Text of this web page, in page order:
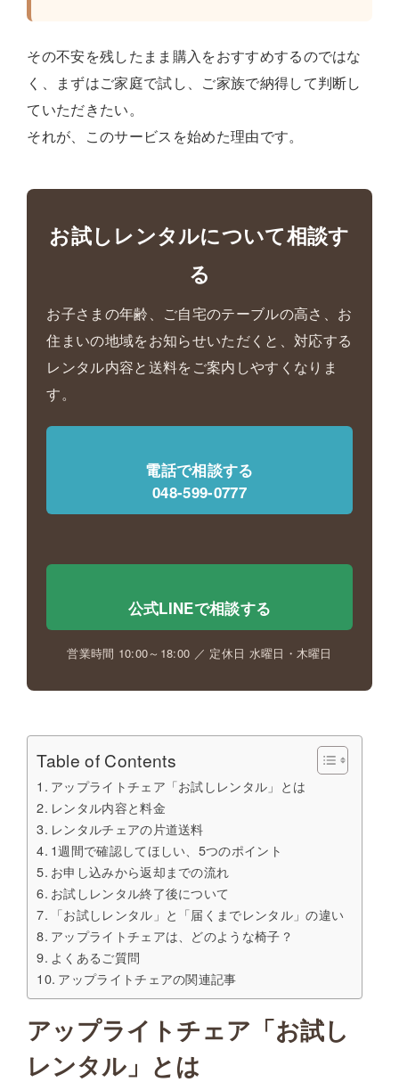
その不安を残したまま購入をおすすめするのではな
く、まずはご家庭で試し、ご家族で納得して判断し
ていただきたい。
それが、このサービスを始めた理由です。
お試しレンタルについて相談す
る
お子さまの年齢、ご自宅のテーブルの高さ、お
住まいの地域をお知らせいただくと、対応する
レンタル内容と送料をご案内しやすくなりま
す。
電話で相談する
048-599-0777
公式LINEで相談する
営業時間 10:00～18:00 ／ 定休日 水曜日・木曜日
Table of Contents
アップライトチェア「お試しレンタル」とは
レンタル内容と料金
レンタルチェアの片道送料
1週間で確認してほしい、5つのポイント
お申し込みから返却までの流れ
お試しレンタル終了後について
「お試しレンタル」と「届くまでレンタル」の違い
アップライトチェアは、どのような椅子？
よくあるご質問
アップライトチェアの関連記事
アップライトチェア「お試し
レンタル」とは